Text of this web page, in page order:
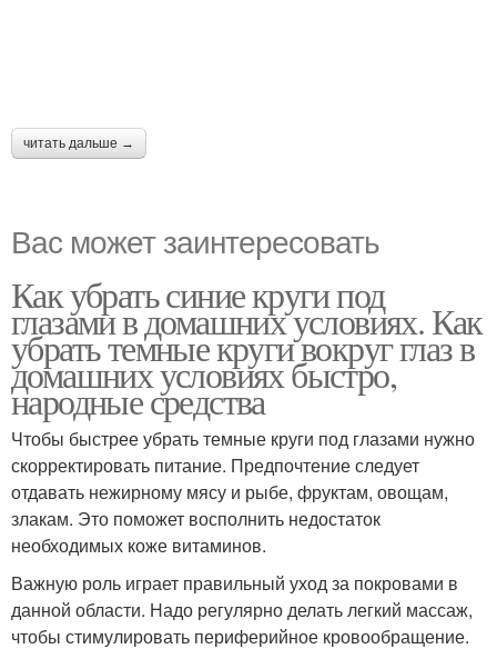
читать дальше →
Вас может заинтересовать
Как убрать синие круги под
глазами в домашних условиях. Как
убрать темные круги вокруг глаз в
домашних условиях быстро,
народные средства
Чтобы быстрее убрать темные круги под глазами нужно
скорректировать питание. Предпочтение следует
отдавать нежирному мясу и рыбе, фруктам, овощам,
злакам. Это поможет восполнить недостаток
необходимых коже витаминов.
Важную роль играет правильный уход за покровами в
данной области. Надо регулярно делать легкий массаж,
чтобы стимулировать периферийное кровообращение.